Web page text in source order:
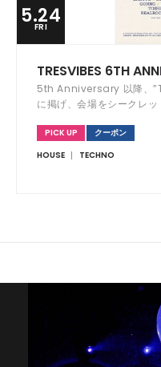
5.24
FRI
TRESVIBES 6TH
5th Anniversary 以降、
に掲げ、会場をシークレッ
TRESVIBES。 その彼ら
Anniversary を開催。
PICK UP
クーポン
HOUSE
TECHNO